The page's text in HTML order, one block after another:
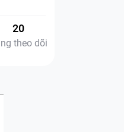
20
theo dõi